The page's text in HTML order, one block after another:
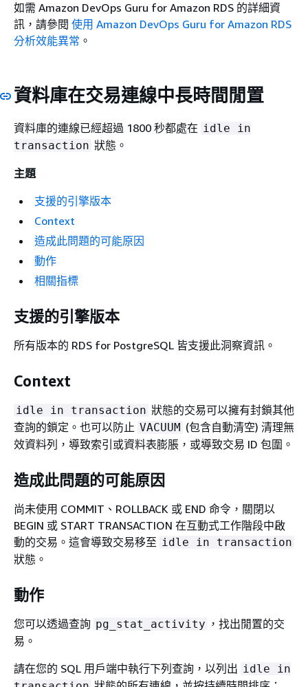
如需 Amazon DevOps Guru for Amazon RDS 的詳細資
訊，請參閱 使用 Amazon DevOps Guru for Amazon RDS
分析效能異常 。
資料庫在交易連線中長時間閒置
資料庫的連線已經超過 1800 秒都處在 idle in
transaction 狀態。
主題
支援的引擎版本
Context
造成此問題的可能原因
動作
相關指標
支援的引擎版本
所有版本的 RDS for PostgreSQL 皆支援此洞察資訊。
Context
idle in transaction 狀態的交易可以擁有封鎖其他
查詢的鎖定。也可以防止 VACUUM (包含自動清空) 清理無
效資料列，導致索引或資料表膨脹，或導致交易 ID 包圍。
造成此問題的可能原因
尚未使用 COMMIT、ROLLBACK 或 END 命令，關閉以
BEGIN 或 START TRANSACTION 在互動式工作階段中啟
動的交易。這會導致交易移至 idle in transaction
狀態。
動作
您可以透過查詢 pg_stat_activity ，找出閒置的交
易。
請在您的 SQL 用戶端中執行下列查詢，以列出 idle in